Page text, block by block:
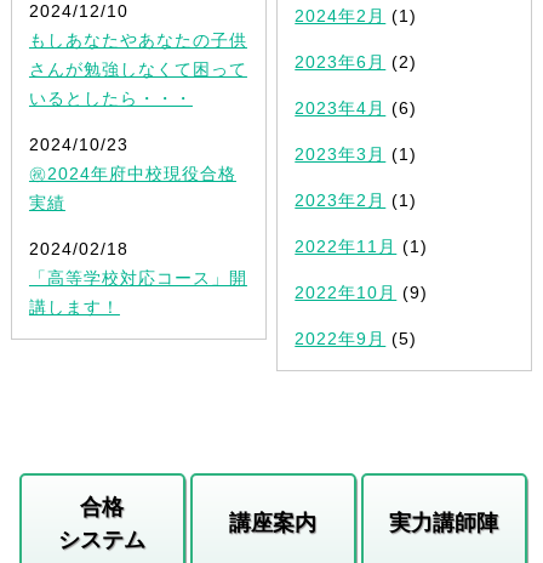
2024/12/10
もしあなたやあなたの子供
さんが勉強しなくて困って
いるとしたら・・・
2024/10/23
㊗2024年府中校現役合格
実績
2024/02/18
「高等学校対応コース」開
講します！
2024年2月 (1)
2023年6月 (2)
2023年4月 (6)
2023年3月 (1)
2023年2月 (1)
2022年11月 (1)
2022年10月 (9)
2022年9月 (5)
合格
システム
講座案内 実力講師陣